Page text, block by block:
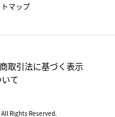
マップ
取引法に基づく表示
て
Rights Reserved.